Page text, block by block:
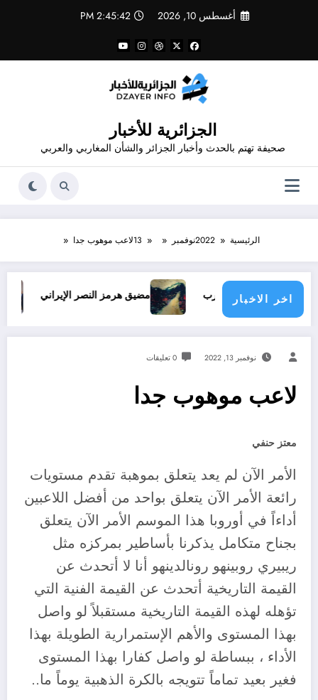
أغسطس 10, 2026 2:45:42 PM
الجزائرية للأخبار
صحيفة تهتم بالحدث وأخبار الجزائر والشأن المغاربي والعربي
الرئيسية 2022نوفمبر 13لاعب موهوب جدا
اخر الاخبار
وإنهاءً للحرب مضيق هرمز النصر الإيراني والي
نوفمبر 13, 2022 0 تعليقات
لاعب موهوب جدا
معتز حنفي
الأمر الآن لم يعد يتعلق بموهبة تقدم مستويات
رائعة الأمر الآن يتعلق بواحد من أفضل اللاعبين
أداءاً في أوروبا هذا الموسم الأمر الآن يتعلق
بجناح متكامل يذكرنا بأساطير بمركزه مثل
ريبيري روبينهو رونالدينهو أنا لا أتحدث عن
القيمة التاريخية أتحدث عن القيمة الفنية التي
تؤهله لهذه القيمة التاريخية مستقبلاً لو واصل
بهذا المستوى والأهم الإستمرارية الطويلة بهذا
الأداء ، ببساطة لو واصل كفارا بهذا المستوى
فغير بعيد تماماً تتويجه بالكرة الذهبية يوماً ما..